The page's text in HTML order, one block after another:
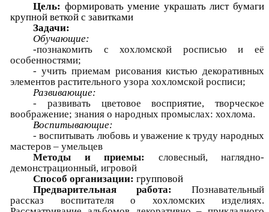
Цель: формировать умение украшать лист бумаги
крупной веткой с завитками
Задачи:
Обучающие:
-познакомить с хохломской росписью и её
особенностями;
- учить приемам рисования кистью декоративных
элементов растительного узора хохломской росписи;
Развивающие:
- развивать цветовое восприятие, творческое
воображение; знания о народных промыслах: хохлома.
Воспитывающие:
- воспитывать любовь и уважение к труду народных
мастеров – умельцев
Методы и приемы:
словесный, наглядно-
демонстрационный, игровой
Способ организации: групповой
Предварительная работа:
Познавательный
рассказ воспитателя о хохломских изделиях.